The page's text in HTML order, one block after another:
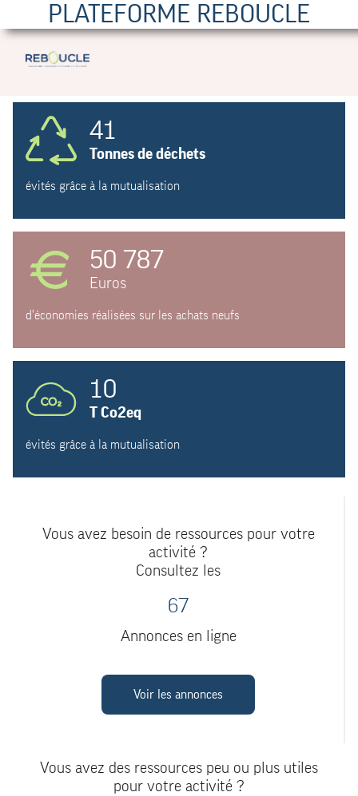
PLATEFORME REBOUCLE
41
Tonnes de déchets
évités grâce à la mutualisation
50 787
Euros
d'économies réalisées sur les achats neufs
10
T Co2eq
évités grâce à la mutualisation
Vous avez besoin de ressources pour votre
activité ?
Consultez les
67
Annonces en ligne
Voir les annonces
Vous avez des ressources peu ou plus utiles
pour votre activité ?